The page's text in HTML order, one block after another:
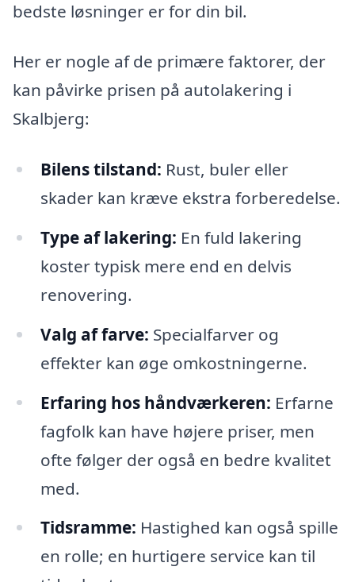
bedste løsninger er for din bil.
Her er nogle af de primære faktorer, der
kan påvirke prisen på autolakering i
Skalbjerg:
Bilens tilstand: Rust, buler eller
skader kan kræve ekstra forberedelse.
Type af lakering: En fuld lakering
koster typisk mere end en delvis
renovering.
Valg af farve: Specialfarver og
effekter kan øge omkostningerne.
Erfaring hos håndværkeren: Erfarne
fagfolk kan have højere priser, men
ofte følger der også en bedre kvalitet
med.
Tidsramme: Hastighed kan også spille
en rolle; en hurtigere service kan til